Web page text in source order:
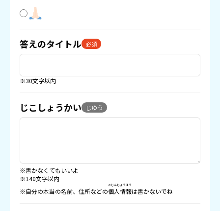
答えのタイトル 必須
※30文字以内
じこしょうかい じゆう
※書かなくてもいいよ
※140文字以内
※自分の本当の名前、住所などの個人情報
こじんじょうほう
は書かないでね